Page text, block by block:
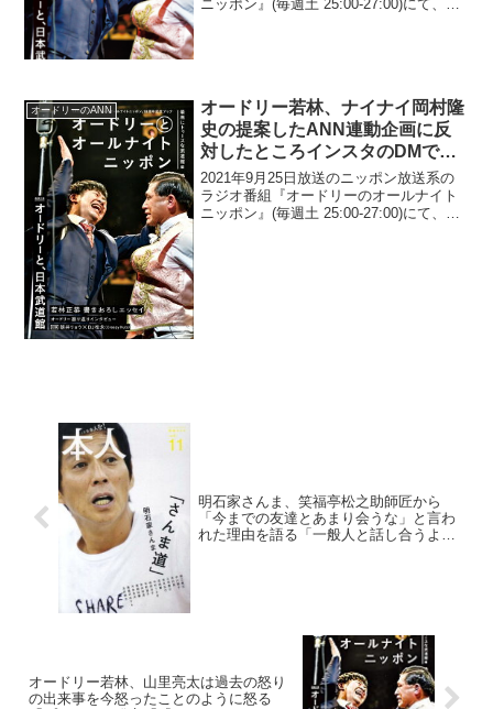
ニッポン』(毎週土 25:00-27:00)にて、お
オードリーのANN
オードリー若林、ナイナイ岡村隆
史の提案したANN連動企画に反
対したところインスタのDMで
「めちゃくちゃ怒ってる人いた」
と明かす
2021年9月25日放送のニッポン放送系の
ラジオ番組『オードリーのオールナイト
ニッポン』(毎週土 25:00-27:00)にて、お
明石家さんま、笑福亭松之助師匠から
「今までの友達とあまり会うな」と言わ
れた理由を語る「一般人と話し合うよう
オードリー若林、山里亮太は過去の怒り
の出来事を今怒ったことのように怒る